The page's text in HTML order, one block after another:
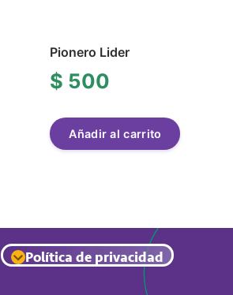
Pionero Lider
$ 500
Añadir al carrito
Política de privacidad